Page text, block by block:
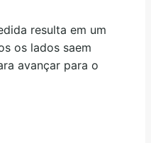
resulta em um
os lados saem
avançar para o